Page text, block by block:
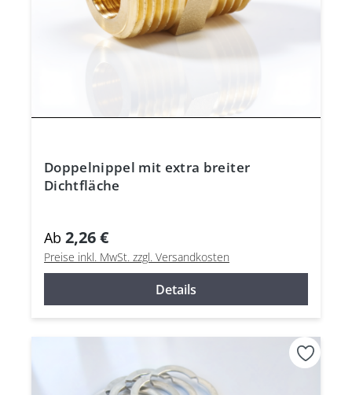
Doppelnippel mit extra breiter
Dichtfläche
Ab 2,26 €
Preise inkl. MwSt. zzgl. Versandkosten
Details